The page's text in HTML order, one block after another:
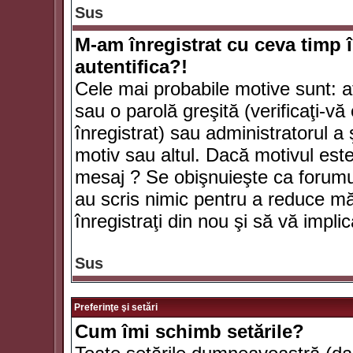
Sus
M-am înregistrat cu ceva timp
autentifica?!
Cele mai probabile motive sunt:
sau o parolă greşită (verificaţi-
înregistrat) sau administratorul
motiv sau altul. Dacă motivul
mesaj ? Se obişnuieşte ca
au scris nimic pentru a reduce
înregistraţi din nou şi să vă
Sus
Preferinţe şi setări
Cum îmi schimb setările?